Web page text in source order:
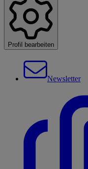
Profil bearbeiten
Newsletter